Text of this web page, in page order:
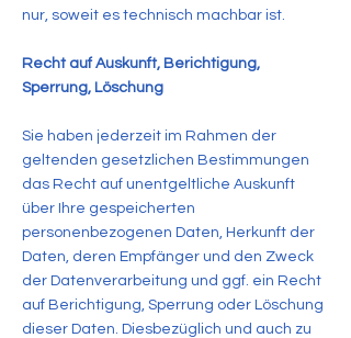
nur, soweit es technisch machbar ist.
Recht auf Auskunft, Berichtigung,
Sperrung, Löschung
Sie haben jederzeit im Rahmen der
geltenden gesetzlichen Bestimmungen
das Recht auf unentgeltliche Auskunft
über Ihre gespeicherten
personenbezogenen Daten, Herkunft der
Daten, deren Empfänger und den Zweck
der Datenverarbeitung und ggf. ein Recht
auf Berichtigung, Sperrung oder Löschung
dieser Daten. Diesbezüglich und auch zu